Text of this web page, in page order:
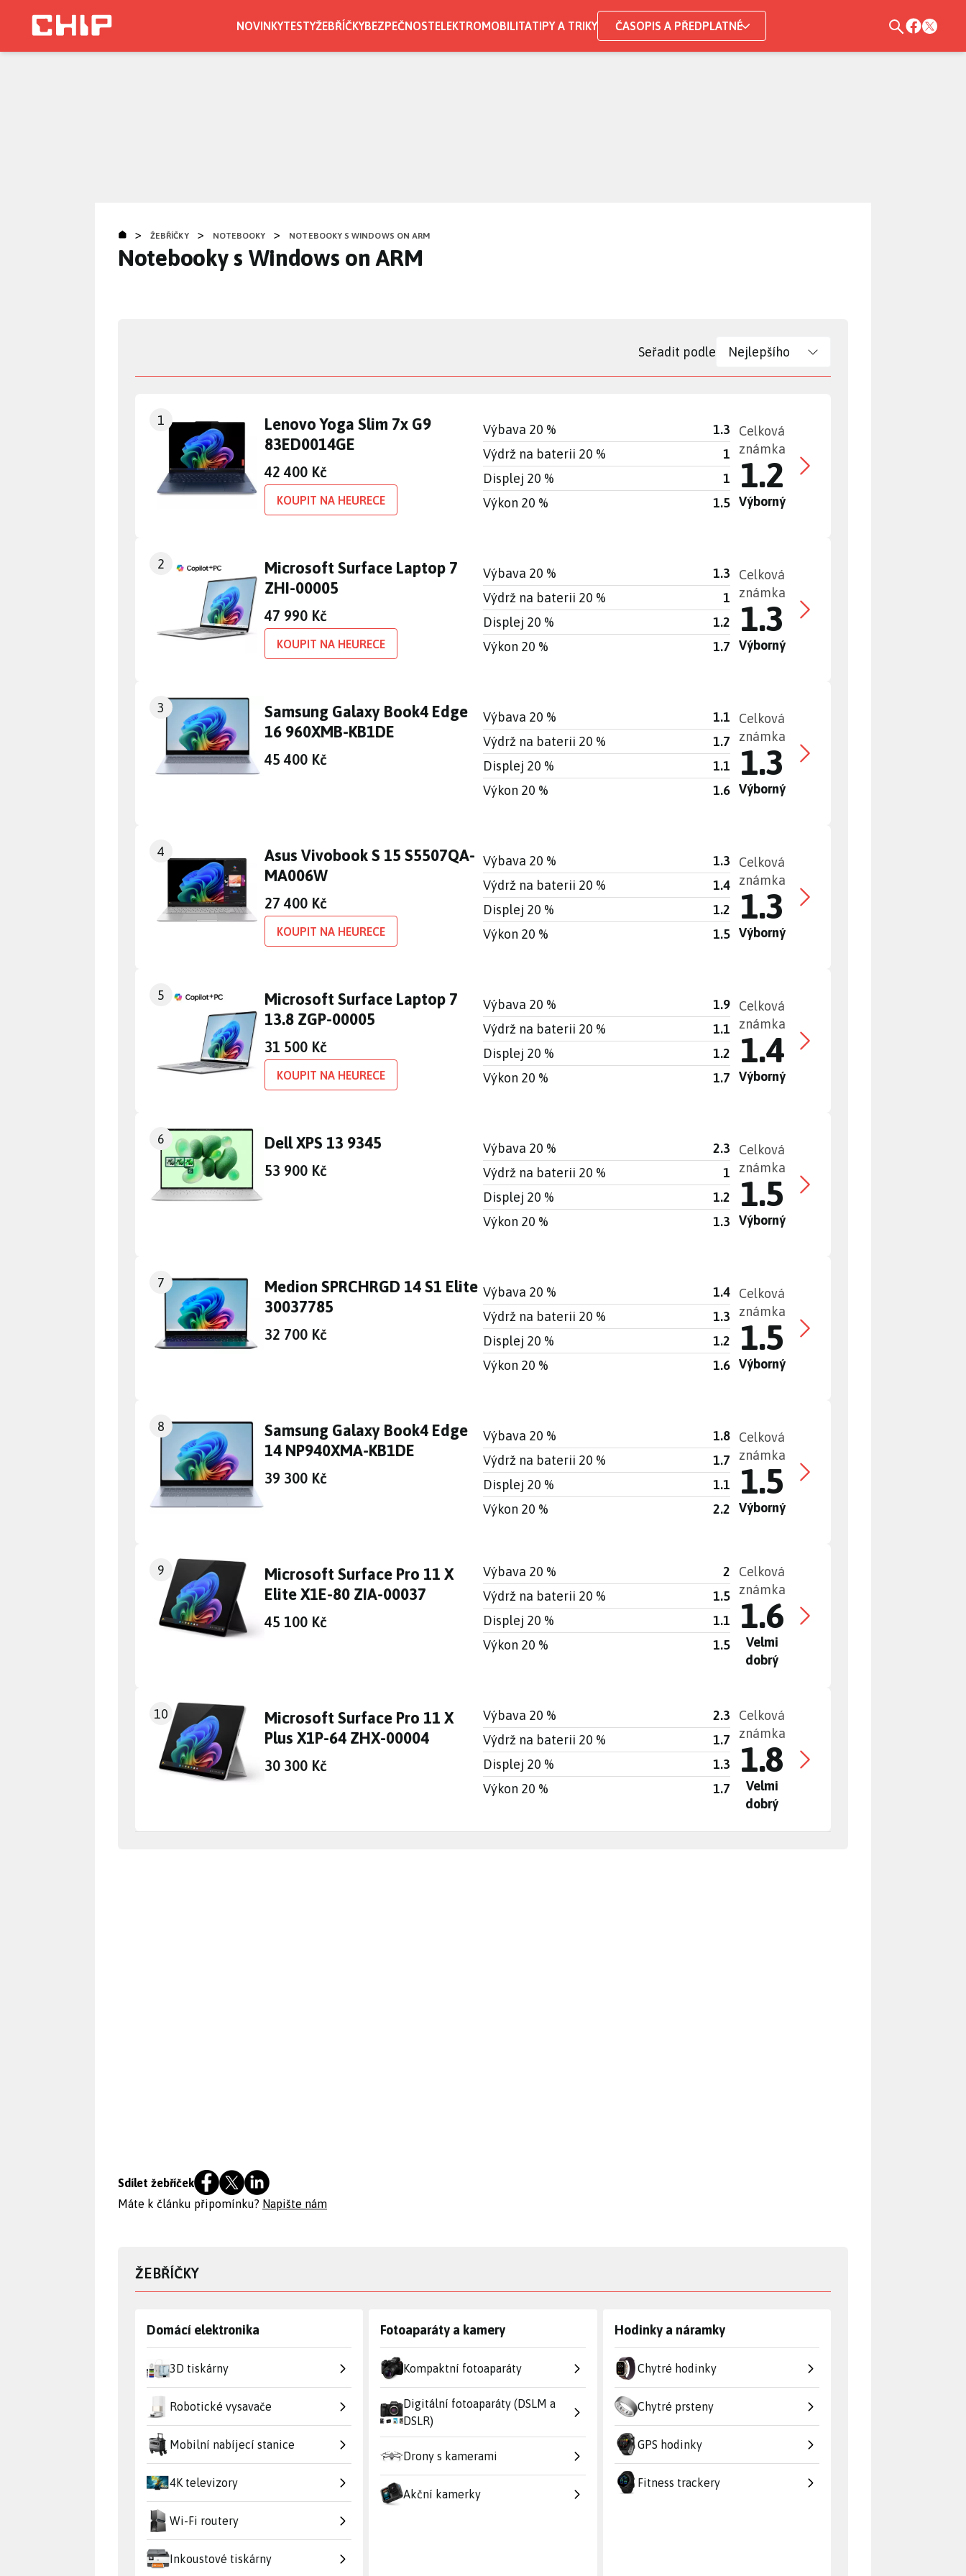
NOVINKYTESTYŽEBŘÍČKYBEZPEČNOSTELEKTROMOBILITATIPY A TRIKY ČASOPIS A PŘEDPLATNÉ
> ŽEBŘÍČKY > NOTEBOOKY > NOTEBOOKY S WINDOWS ON ARM
Notebooky s Windows on ARM
Seřadit podle
1
Lenovo Yoga Slim 7x G9
83ED0014GE
42 400 Kč
KOUPIT NA HEURECE
Výbava 20 %
1.3
Výdrž na baterii 20 %
1
Displej 20 %
1
Výkon 20 %
1.5
Celková
známka
1.2
Výborný
2
Microsoft Surface Laptop 7
ZHI-00005
47 990 Kč
KOUPIT NA HEURECE
Výbava 20 %
1.3
Výdrž na baterii 20 %
1
Displej 20 %
1.2
Výkon 20 %
1.7
Celková
známka
1.3
Výborný
3
Samsung Galaxy Book4 Edge
16 960XMB-KB1DE
45 400 Kč
Výbava 20 %
1.1
Výdrž na baterii 20 %
1.7
Displej 20 %
1.1
Výkon 20 %
1.6
Celková
známka
1.3
Výborný
4
Asus Vivobook S 15 S5507QA-
MA006W
27 400 Kč
KOUPIT NA HEURECE
Výbava 20 %
1.3
Výdrž na baterii 20 %
1.4
Displej 20 %
1.2
Výkon 20 %
1.5
Celková
známka
1.3
Výborný
5
Microsoft Surface Laptop 7
13.8 ZGP-00005
31 500 Kč
KOUPIT NA HEURECE
Výbava 20 %
1.9
Výdrž na baterii 20 %
1.1
Displej 20 %
1.2
Výkon 20 %
1.7
Celková
známka
1.4
Výborný
6 Dell XPS 13 9345
53 900 Kč
Výbava 20 %
2.3
Výdrž na baterii 20 %
1
Displej 20 %
1.2
Výkon 20 %
1.3
Celková
známka
1.5
Výborný
7
Medion SPRCHRGD 14 S1 Elite
30037785
32 700 Kč
Výbava 20 %
1.4
Výdrž na baterii 20 %
1.3
Displej 20 %
1.2
Výkon 20 %
1.6
Celková
známka
1.5
Výborný
8
Samsung Galaxy Book4 Edge
14 NP940XMA-KB1DE
39 300 Kč
Výbava 20 %
1.8
Výdrž na baterii 20 %
1.7
Displej 20 %
1.1
Výkon 20 %
2.2
Celková
známka
1.5
Výborný
9
Microsoft Surface Pro 11 X
Elite X1E-80 ZIA-00037
45 100 Kč
Výbava 20 %
2
Výdrž na baterii 20 %
1.5
Displej 20 %
1.1
Výkon 20 %
1.5
Celková
známka
1.6
Velmi
dobrý
10
Microsoft Surface Pro 11 X
Plus X1P-64 ZHX-00004
30 300 Kč
Výbava 20 %
2.3
Výdrž na baterii 20 %
1.7
Displej 20 %
1.3
Výkon 20 %
1.7
Celková
známka
1.8
Velmi
dobrý
Sdílet žebříček
Máte k článku připomínku? Napište nám
ŽEBŘÍČKY
Domácí elektronika
3D tiskárny
Robotické vysavače
Mobilní nabíjecí stanice
4K televizory
Wi-Fi routery
Inkoustové tiskárny
Fotoaparáty a kamery
Kompaktní fotoaparáty
Digitální fotoaparáty (DSLM a
DSLR)
Drony s kamerami
Akční kamerky
Hodinky a náramky
Chytré hodinky
Chytré prsteny
GPS hodinky
Fitness trackery